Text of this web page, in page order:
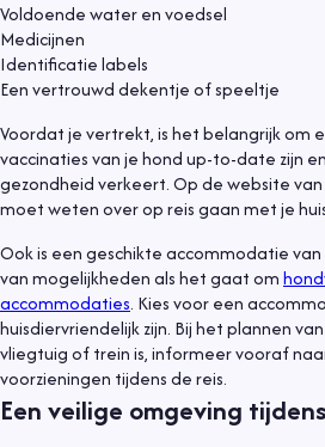
Voldoende water en voedsel
Medicijnen
Identificatie labels
Een vertrouwd dekentje of speeltje
Voordat je vertrekt, is het belangrijk om
vaccinaties van je hond up-to-date zijn
gezondheid verkeert. Op de website van
moet weten over op reis gaan met je
Ook is een geschikte accommodatie van
van mogelijkheden als het gaat om
accommodaties. Kies voor een
huisdiervriendelijk zijn. Bij het plannen
vliegtuig of trein is, informeer vooraf
voorzieningen tijdens de reis.
Een veilige omgeving